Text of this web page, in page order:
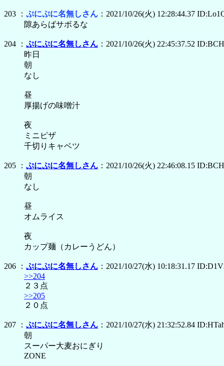
203 ： ぷにぷに名無しさん ：2021/10/26(火) 12:28:44.37
隙あらばサボるな
204 ： ぷにぷに名無しさん ：2021/10/26(火) 22:45:37.52
昨日
朝
なし
昼
厚揚げの味噌汁
夜
ミニピザ
千切りキャベツ
205 ： ぷにぷに名無しさん ：2021/10/26(火) 22:46:08.15
朝
なし
昼
オムライス
夜
カップ麺（カレーうどん）
206 ： ぷにぷに名無しさん ：2021/10/27(水) 10:18:31.17
>>204
２３点
>>205
２０点
207 ： ぷにぷに名無しさん ：2021/10/27(水) 21:32:52.84
朝
スーパー大麦おにぎり
ZONE